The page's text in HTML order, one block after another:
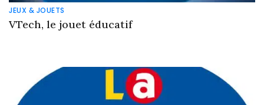
JEUX & JOUETS
VTech, le jouet éducatif